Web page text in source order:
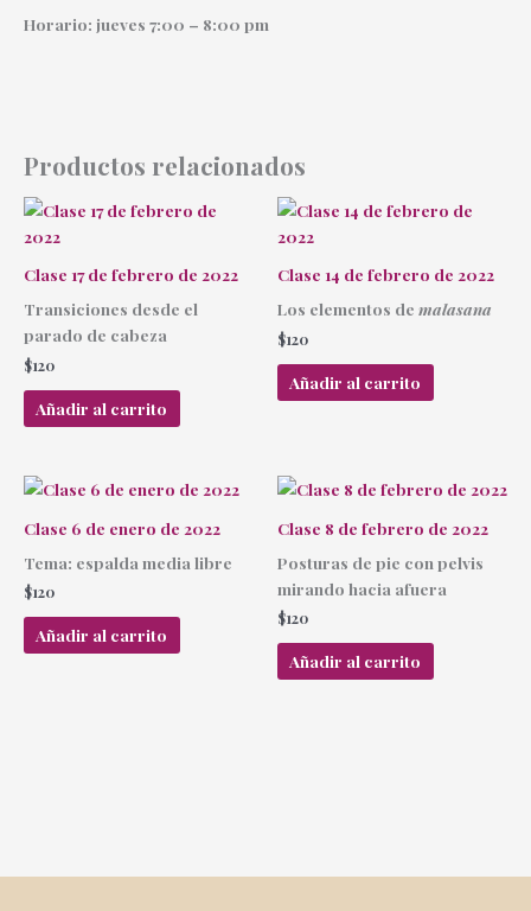
Horario: jueves 7:00 – 8:00 pm
Productos relacionados
Clase 17 de febrero de 2022
Transiciones desde el
parado de cabeza
$120
Añadir al carrito
Clase 14 de febrero de 2022
Los elementos de malasana
$120
Añadir al carrito
Clase 6 de enero de 2022
Tema: espalda media libre
$120
Añadir al carrito
Clase 8 de febrero de 2022
Posturas de pie con pelvis
mirando hacia afuera
$120
Añadir al carrito